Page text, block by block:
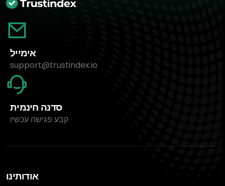
אימייל
support@trustindex.io
סדנה חינמית
קבע פגישה עכשיו
אודותינו